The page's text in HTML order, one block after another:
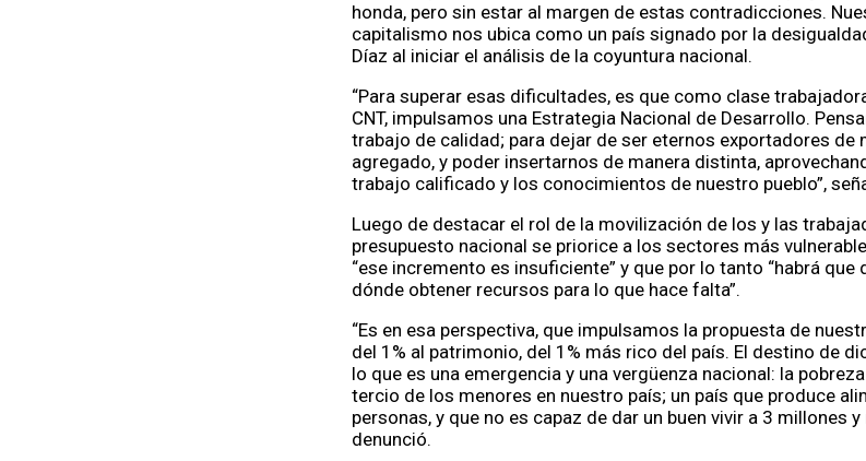
honda, pero sin estar al margen de estas contradicciones.
capitalismo nos ubica como un país signado por la
Díaz al iniciar el análisis de la coyuntura nacional.
“Para superar esas dificultades, es que como clase
CNT, impulsamos una Estrategia Nacional de Desarrollo.
trabajo de calidad; para dejar de ser eternos exportadores de
agregado, y poder insertarnos de manera distinta,
trabajo calificado y los conocimientos de nuestro pueblo”,
Luego de destacar el rol de la movilización de los y las
presupuesto nacional se priorice a los sectores más
“ese incremento es insuficiente” y que por lo tanto “habrá
dónde obtener recursos para lo que hace falta”.
“Es en esa perspectiva, que impulsamos la propuesta de
del 1% al patrimonio, del 1% más rico del país. El destino de
lo que es una emergencia y una vergüenza nacional: la
tercio de los menores en nuestro país; un país que produce
personas, y que no es capaz de dar un buen vivir a 3 millones
denunció.